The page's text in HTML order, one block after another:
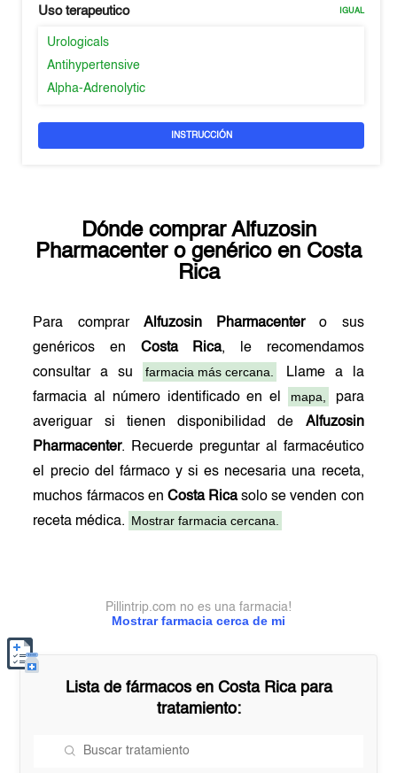
Uso terapeutico IGUAL
Urologicals
Antihypertensive
Alpha-Adrenolytic
INSTRUCCIÓN
Dónde comprar Alfuzosin
Pharmacentero genérico en Costa
Rica
Para comprar Alfuzosin Pharmacentero sus
genéricos en Costa Rica, le recomendamos
consultar a su
farmacia más cercana.
Llame a la
farmacia al número identificado en el
mapa,
para
averiguar si tienen disponibilidad de Alfuzosin
Pharmacenter. Recuerde preguntar al farmacéutico
el precio del fármaco y si es necesaria una receta,
muchos fármacos en Costa Ricasolo se venden con
receta médica. Mostrar farmacia cercana.
Mostrar farmacia cerca de mi
Pillintrip.com no es una farmacia!
Lista de fármacos en Costa Ricapara
tratamiento: